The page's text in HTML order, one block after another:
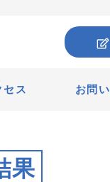
セス お問
果